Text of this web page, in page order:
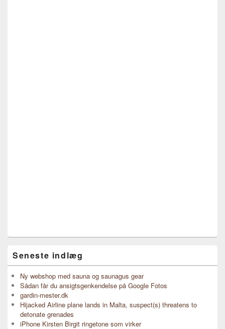
Seneste indlæg
Ny webshop med sauna og saunagus gear
Sådan får du ansigtsgenkendelse på Google Fotos
gardin-mester.dk
Hijacked Airline plane lands in Malta, suspect(s) threatens to
detonate grenades
iPhone Kirsten Birgit ringetone som virker